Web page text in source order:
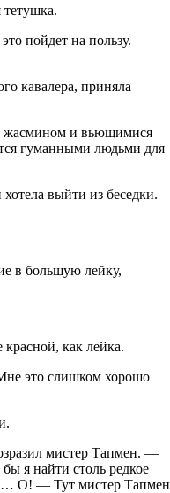
пойдет на пользу.
кавалера, приняла
жасмином и вьющимися
гуманными людьми для
выйти из беседки.
в большую лейку,
как лейка.
это слишком хорошо
мистер Тапмен. —
я найти столь редкое
О! — Тут мистер Тапмен